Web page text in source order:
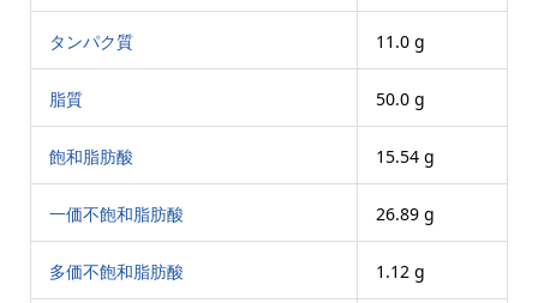
タンパク質 11.0 g
脂質 50.0 g
飽和脂肪酸 15.54 g
一価不飽和脂肪酸 26.89 g
多価不飽和脂肪酸 1.12 g